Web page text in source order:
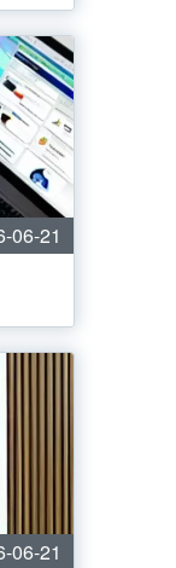
06-21
06-21